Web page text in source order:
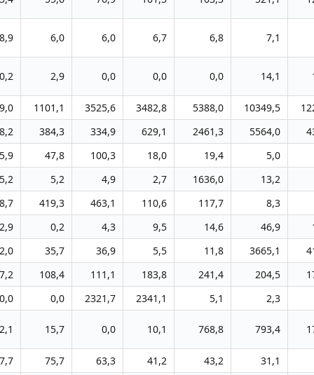
6,0 6,0 6,7 6,8 7,1
0,2 2,9 0,0 0,0 0,0 14,1
1101,1 3525,6 3482,8 5388,0 10349,5
384,3 334,9 629,1 2461,3 5564,0
47,8 100,3 18,0 19,4
5,0
5,2
5,2 4,9 2,7 1636,0
13,2
8,7
419,3 463,1 110,6 117,7
8,3
2,9
0,2 4,3 9,5 14,6 46,9
35,7 36,9 5,5 11,8 3665,1
108,4 111,1 183,8 241,4 204,5
0,0
0,0 2321,7 2341,1 5,1 2,3
15,7 0,0 10,1 768,8 793,4
75,7 63,3 41,2 43,2
31,1